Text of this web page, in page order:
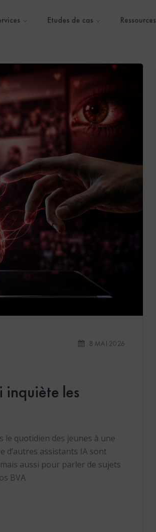
Etudes de cas Ressources
8 MAI 2026
inquiète les
le quotidien des jeunes à une
d’autres assistants IA sont
aussi pour parler de sujets
BVA